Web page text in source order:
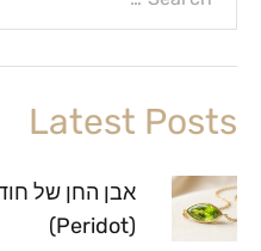
Latest Posts
אבן החן של
(Peridot)